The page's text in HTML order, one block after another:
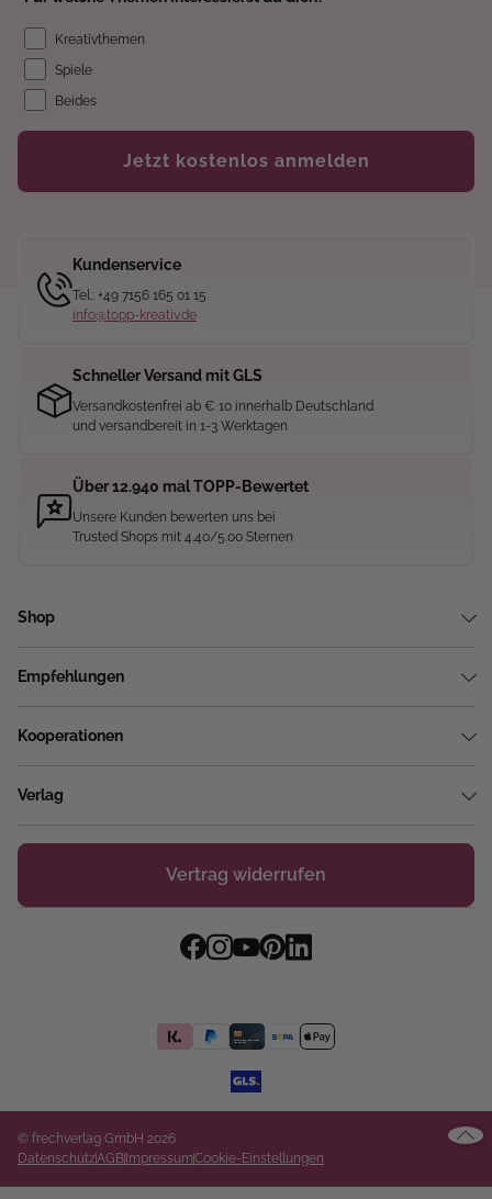
Kreativthemen
Spiele
Beides
Jetzt kostenlos anmelden
Kundenservice
Tel.: +49 7156 165 01 15
info@topp-kreativ.de
Schneller Versand mit GLS
Versandkostenfrei ab € 10 innerhalb Deutschland
und versandbereit in 1-3 Werktagen
Über 12.940 mal TOPP-Bewertet
Unsere Kunden bewerten uns bei
Trusted Shops mit 4.40/5.00 Sternen
Shop
Empfehlungen
Kooperationen
Verlag
Vertrag widerrufen
© frechverlag GmbH 2026
DatenschutzAGB ImpressumCookie-Einstellungen